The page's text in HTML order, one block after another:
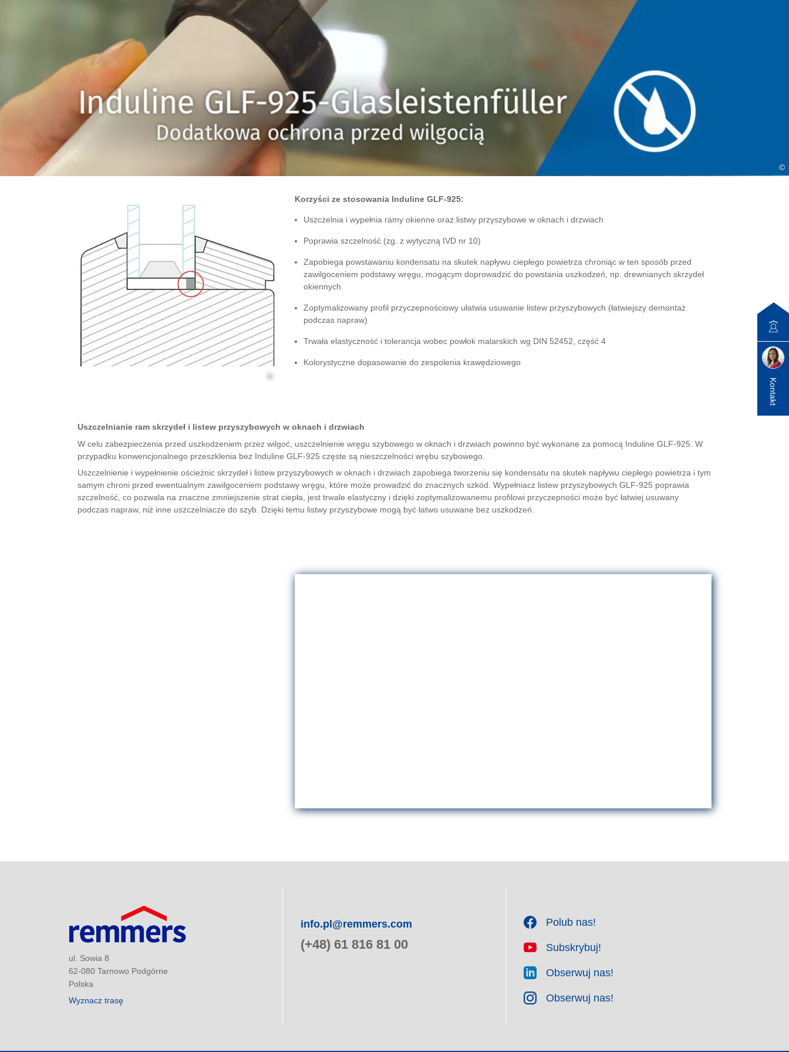
©
©
Korzyści ze stosowania Induline GLF-925:
Uszczelnia i wypełnia ramy okienne oraz listwy przyszybowe w oknach i drzwiach
Poprawia szczelność (zg. z wytyczną IVD nr 10)
Zapobiega powstawaniu kondensatu na skutek napływu ciepłego powietrza chroniąc w ten sposób przed
zawilgoceniem podstawy wręgu, mogącym doprowadzić do powstania uszkodzeń, np. drewnianych skrzydeł
okiennych
Zoptymalizowany profil przyczepnościowy ułatwia usuwanie listew przyszybowych (łatwiejszy demontaż
podczas napraw)
Trwała elastyczność i tolerancja wobec powłok malarskich wg DIN 52452, część 4
Kolorystyczne dopasowanie do zespolenia krawędziowego
Uszczelnianie ram skrzydeł i listew przyszybowych w oknach i drzwiach
W celu zabezpieczenia przed uszkodzeniem przez wilgoć, uszczelnienie wręgu szybowego w oknach i drzwiach powinno być wykonane za pomocą Induline GLF-925. W
przypadku konwencjonalnego przeszklenia bez Induline GLF-925 częste są nieszczelności wrębu szybowego.
Uszczelnienie i wypełnienie ościeżnic skrzydeł i listew przyszybowych w oknach i drzwiach zapobiega tworzeniu się kondensatu na skutek napływu ciepłego powietrza i tym
samym chroni przed ewentualnym zawilgoceniem podstawy wręgu, które może prowadzić do znacznych szkód. Wypełniacz listew przyszybowych GLF-925 poprawia
szczelność, co pozwala na znaczne zmniejszenie strat ciepła, jest trwale elastyczny i dzięki zoptymalizowanemu profilowi przyczepności może być łatwiej usuwany
podczas napraw, niż inne uszczelniacze do szyb. Dzięki temu listwy przyszybowe mogą być łatwo usuwane bez uszkodzeń.
ul. Sowia 8
62-080 Tarnowo Podgórne
Polska
Wyznacz trasę
info.pl@remmers.com
(+48) 61 816 81 00
Polub nas!
Subskrybuj!
Obserwuj nas!
Obserwuj nas!
Kontakt